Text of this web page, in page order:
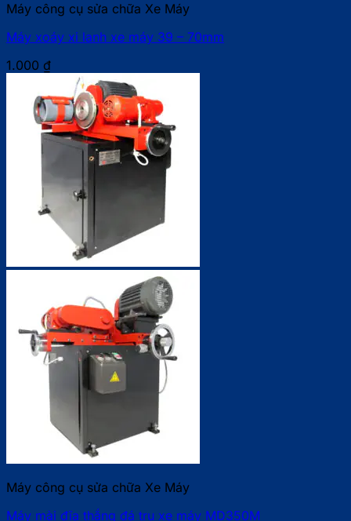
Máy công cụ sửa chữa Xe Máy
Máy xoáy xi lanh xe máy 39 – 70mm
1.000 ₫
Máy công cụ sửa chữa Xe Máy
Máy mài đĩa thắng đá trụ xe máy MD350M